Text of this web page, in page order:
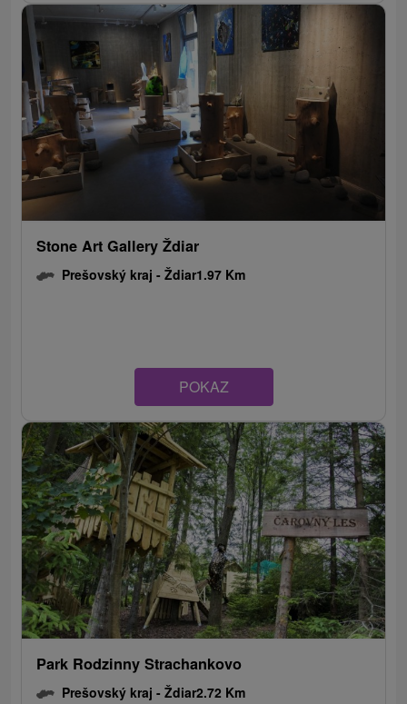
Stone Art Gallery Ždiar
Prešovský kraj -Ždiar1.97 Km
POKAZ
Park Rodzinny Strachankovo
Prešovský kraj -Ždiar2.72 Km